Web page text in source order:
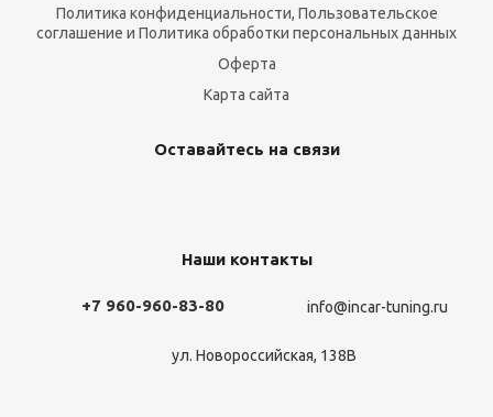
Политика конфиденциальности, Пользовательское
соглашение и Политика обработки персональных данных
Оферта
Карта сайта
Оставайтесь на связи
Наши контакты
+7 960-960-83-80 info@incar-tuning.ru
ул. Новороссийская, 138В